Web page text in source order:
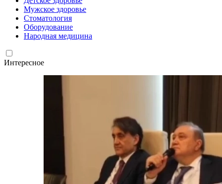
Мужское здоровье
Стоматология
Оборудование
Народная медицина
Интересное